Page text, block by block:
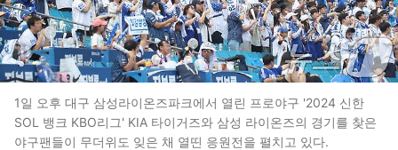
1일 오후 대구 삼성라이온즈파크에서 열린 프로야구 '2024 신한
SOL 뱅크 KBO리그' KIA 타이거즈와 삼성 라이온즈의 경기를 찾은
야구팬들이 무더위도 잊은 채 열띤 응원전을 펼치고 있다.